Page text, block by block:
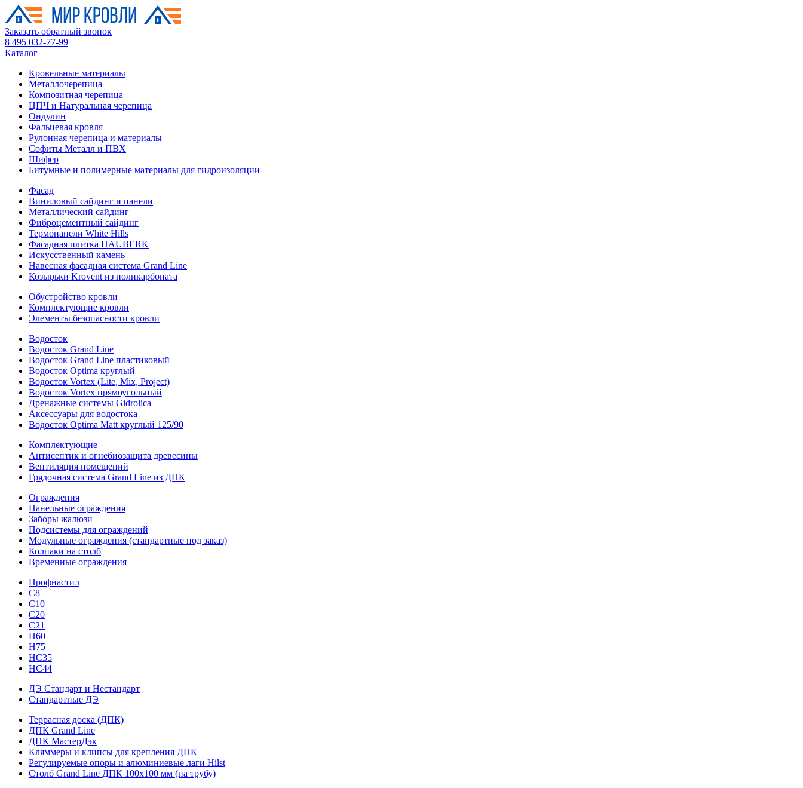
Заказать обратный звонок
8 495 032-77-99
Каталог
Кровельные материалы
Металлочерепица
Композитная черепица
ЦПЧ и Натуральная черепица
Ондулин
Фальцевая кровля
Рулонная черепица и материалы
Софиты Металл и ПВХ
Шифер
Битумные и полимерные материалы для гидроизоляции
Фасад
Виниловый сайдинг и панели
Металлический сайдинг
Фиброцементный сайдинг
Термопанели White Hills
Фасадная плитка HAUBERK
Искусственный камень
Навесная фасадная система Grand Line
Козырьки Krovent из поликарбоната
Обустройство кровли
Комплектующие кровли
Элементы безопасности кровли
Водосток
Водосток Grand Line
Водосток Grand Line пластиковый
Водосток Optima круглый
Водосток Vortex (Lite, Mix, Project)
Водосток Vortex прямоугольный
Дренажные системы Gidrolica
Аксессуары для водостока
Водосток Optima Matt круглый 125/90
Комплектующие
Антисептик и огнебиозащита древесины
Вентиляция помещений
Грядочная система Grand Line из ДПК
Ограждения
Панельные ограждения
Заборы жалюзи
Подсистемы для ограждений
Модульные ограждения (стандартные под заказ)
Колпаки на столб
Временные ограждения
Профнастил
С8
С10
С20
С21
H60
H75
HС35
НС44
ДЭ Стандарт и Нестандарт
Стандартные ДЭ
Террасная доска (ДПК)
ДПК Grand Line
ДПК МастерДэк
Кляммеры и клипсы для крепления ДПК
Регулируемые опоры и алюминиевые лаги Hilst
Столб Grand Line ДПК 100х100 мм (на трубу)